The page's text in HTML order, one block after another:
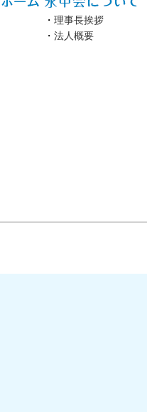
・ 理事長挨拶
・ 法人概要